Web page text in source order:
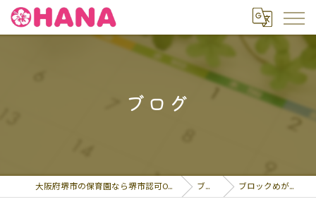
ブログ
大阪府堺市の保育園なら堺市認可OHANA保育園 ブログ ブロックめがねをか…